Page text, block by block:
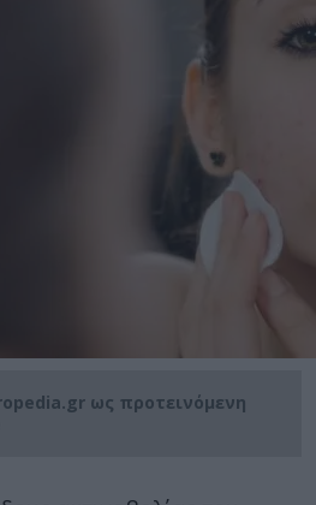
ως προτεινόμενη